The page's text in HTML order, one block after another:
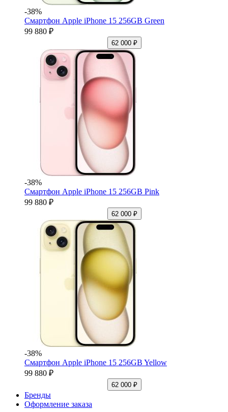
-38%
Смартфон Apple iPhone 15 256GB Green
99 880 ₽
62 000 ₽
-38%
Смартфон Apple iPhone 15 256GB Pink
99 880 ₽
62 000 ₽
-38%
Смартфон Apple iPhone 15 256GB Yellow
99 880 ₽
62 000 ₽
Бренды
Оформление заказа